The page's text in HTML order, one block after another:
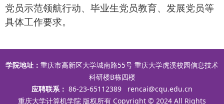
党员示范领航行动、毕业生党员教育、发展党员等
具体工作要求。
学院地址： 重庆市高新区大学城南路55号 重庆大学虎溪校园信息技术
科研楼B栋四楼
应聘联系： 86-23-65112389
rencai@cqu.edu.cn
重庆大学计算机学院 版权所有 Copyright © 2024 All Rights